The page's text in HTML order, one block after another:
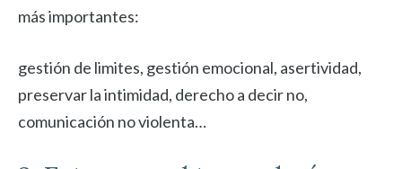
más importantes:
gestión de limites, gestión emocional, asertividad,
preservar la intimidad, derecho a decir no,
comunicación no violenta…